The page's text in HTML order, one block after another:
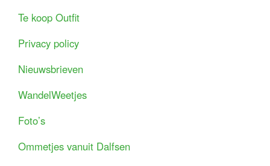
Te koop Outfit
Privacy policy
Nieuwsbrieven
WandelWeetjes
Foto’s
Ommetjes vanuit Dalfsen